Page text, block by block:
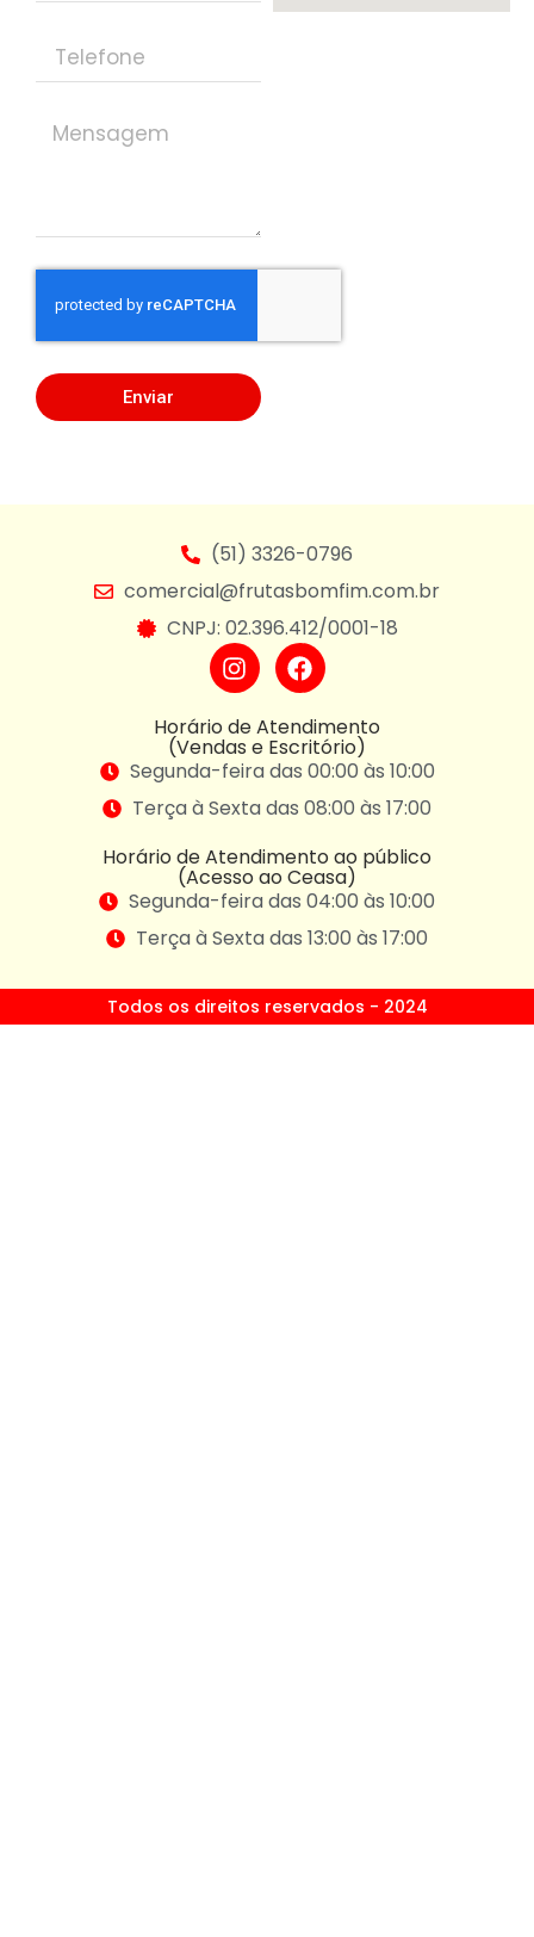
Enviar
(51) 3326-0796
comercial@frutasbomfim.com.br
CNPJ: 02.396.412/0001-18
Horário de Atendimento
(Vendas e Escritório)
Segunda-feira das 00:00 às 10:00
Terça à Sexta das 08:00 às 17:00
Horário de Atendimento ao público
(Acesso ao Ceasa)
Segunda-feira das 04:00 às 10:00
Terça à Sexta das 13:00 às 17:00
Todos os direitos reservados - 2024